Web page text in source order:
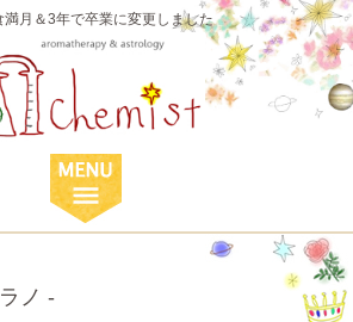
満月＆3年で卒業に変更しました
ノ -